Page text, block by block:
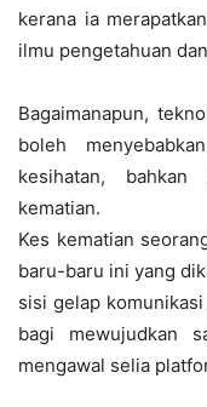
kerana ia
ilmu pengetahuan
Bagaimanapun,
boleh
kesihatan,
kematian.
Kes kematian
baru-baru ini yang
sisi gelap
bagi mewujudkan
mengawal selia